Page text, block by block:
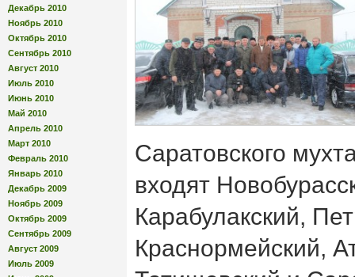
Декабрь 2010
Ноябрь 2010
Октябрь 2010
Сентябрь 2010
Август 2010
Июль 2010
Июнь 2010
Май 2010
Апрель 2010
Март 2010
Февраль 2010
Январь 2010
Декабрь 2009
Ноябрь 2009
Октябрь 2009
Сентябрь 2009
Август 2009
Июль 2009
Саратовского
входят
Карабулакский,
Краснормейский,